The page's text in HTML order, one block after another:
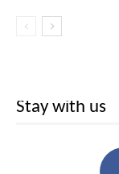
Stay with us